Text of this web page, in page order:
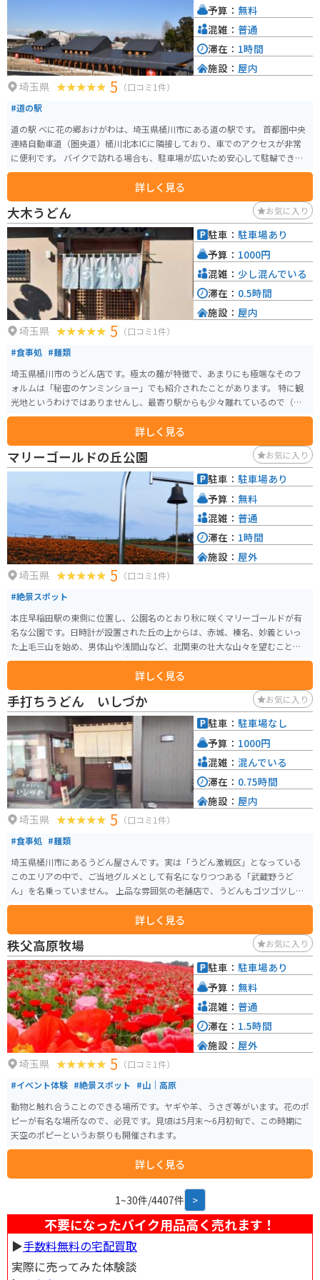
埼玉県 5 （口コミ1件）
#道の駅
道の駅 べに花の郷おけがわは、埼玉県桶川市にある道の駅です。 首都圏中央
連絡自動車道（圏央道）桶川北本ICに隣接しており、車でのアクセスが非常
に便利です。 バイクで訪れる場合も、駐車場が広いため安心して駐輪できま
す。 施設内には、地元の農産物直売所やレストラン、カフェなどがあり、地
元の味覚を楽しむことができます。 桶川市はベニバナ（紅花）の生産が盛ん
な地域であり、道の駅 べに花の郷おけがわでも、ベニバナ関連の商品を多数
取り扱っています。 紅花染め体験なども開催されているので、興味のある方
はぜひ参加してみてください。 また、桶川市は、中山道の宿場町として栄え
た歴史があり、宿場町時代の面影を残す建物や史跡なども点在しています。
道の駅の周辺にも、歴史を感じられるスポットがいくつかあるので、散策し
てみるのも良いでしょう。 道の駅 べに花の郷おけがわは、地元の農産物や特
産品を購入できるだけでなく、桶川市の歴史や文化に触れることもできる場
所です。 圏央道を利用してのドライブやツーリングの休憩場所として、ぜひ
立ち寄ってみてください。 近隣には、桶川市歴史民俗資料館や、桶川スポー
ツランドなど、様々な観光スポットがあります。 少し足を延ばせば、川越市
わを拠点に、周辺の観光スポットを巡るのもおすすめです。 道の駅内には、
情報コーナーも設置されているので、周辺の観光情報やイベント情報などを
得ることもできます。 また、地元のボランティアガイドによる案内なども行
われているので、より深く桶川市について知りたい方は、気軽に声をかけて
みてください。 バイクで訪れる方は、道の駅の駐車場にバイク専用の駐輪ス
ペースが設けられているので、安心して駐車できます。 また、道の駅周辺に
は、自然豊かな公園や、走りやすい道路もあるので、ツーリングの休憩場所
としてだけでなく、目的地としてもおすすめです。
詳しく見る
予算： 無料
混雑： 普通
滞在： 1時間
施設： 屋内
大木うどん お気に入り
埼玉県 5 （口コミ1件）
#食事処 #麺類
埼玉県桶川市のうどん店です。極太の麺が特徴で、あまりにも極端なそのフ
ォルムは「秘密のケンミンショー」でも紹介されたことがあります。 特に観
光地というわけではありませんし、最寄り駅からも少々離れているので（徒
歩だと45分ぐらい）行列ができるという感じではありません。 とは言え地元
の人が昼時はひっきりなしに訪れますので、極太麺を目当てに行くのであれ
ば早めに来店しないと品切れになります。 うどんの食べ方は、基本のもり・
つけの他にもカレー・すきやき・鴨南蛮などいろいろ選ぶことが可能です。
詳しく見る
駐車： 駐車場あり
予算： 1000円
混雑： 少し混んでいる
滞在： 0.5時間
施設： 屋内
マリーゴールドの丘公園 お気に入り
埼玉県 5 （口コミ1件）
#絶景スポット
本庄早稲田駅の東側に位置し、公園名のとおり秋に咲くマリーゴールドが有
名な公園です。日時計が設置された丘の上からは、赤城、榛名、妙義といっ
た上毛三山を始め、男体山や浅間山など、北関東の壮大な山々を望むことが
でき、絶景を堪能できます。 春は芝桜、夏はアジサイ・ひまわり、秋はマリ
ーゴールド、冬はイルミネーションで丘の彩りが移り変わります。
詳しく見る
駐車： 駐車場あり
予算： 無料
混雑： 普通
滞在： 1時間
施設： 屋外
手打ちうどん いしづか お気に入り
埼玉県 5 （口コミ1件）
#食事処 #麺類
埼玉県桶川市にあるうどん屋さんです。実は「うどん激戦区」となっている
このエリアの中で、ご当地グルメとして有名になりつつある「武蔵野うど
ん」を名乗っていません。 上品な雰囲気の老舗店で、うどんもゴツゴツした
武蔵野うどんとはまた違ったモチモチ麺です。地元ではかなりの人気店とな
っており、昼時は外で待たねばならないこともあります。 駐車場は裏に自動
車3台分ありますが、混雑時バイクを停めるのは避けた方がよいでしょう。
詳しく見る
駐車： 駐車場なし
予算： 1000円
混雑： 混んでいる
滞在： 0.75時間
施設： 屋内
秩父高原牧場 お気に入り
埼玉県 5 （口コミ1件）
#イベント体験 #絶景スポット #山｜高原
動物と触れ合うことのできる場所です。ヤギや羊、うさぎ等がいます。花のポ
ピーが有名な場所なので、必見です。見頃は5月末〜6月初旬で、この時期に
天空のポピーというお祭りも開催されます。
詳しく見る
駐車： 駐車場あり
予算： 無料
混雑： 普通
滞在： 1.5時間
施設： 屋外
1~30件/4407件 >
不要になったバイク用品高く売れます！
▶︎手数料無料の宅配買取
実際に売ってみた体験談